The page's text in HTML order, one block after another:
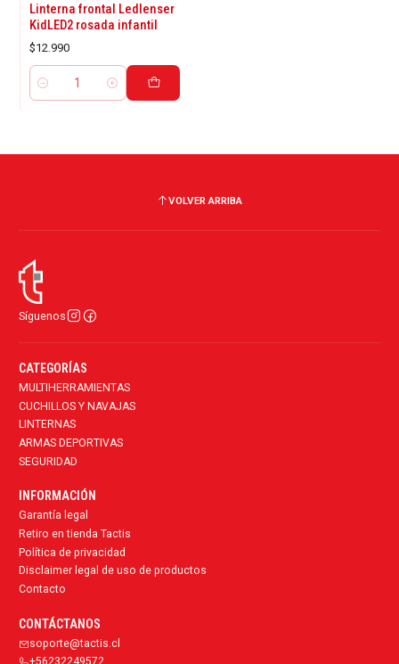
Linterna frontal Ledlenser
KidLED2 rosada infantil
$12.990
Cantidad
VOLVER ARRIBA
Síguenos
CATEGORÍAS
MULTIHERRAMIENTAS
CUCHILLOS Y NAVAJAS
LINTERNAS
ARMAS DEPORTIVAS
SEGURIDAD
INFORMACIÓN
Garantía legal
Retiro en tienda Tactis
Política de privacidad
Disclaimer legal de uso de productos
Contacto
CONTÁCTANOS
soporte@tactis.cl